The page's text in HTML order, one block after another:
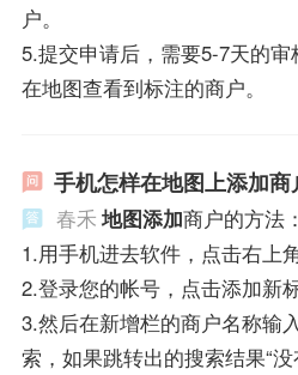
户。
5.提交申请后，需要5-7天的
在地图查看到标注的商户。
手机怎样在地图上添加商
春禾 地图添加商户的方法：
1.用手机进去软件，点击右上
2.登录您的帐号，点击添加新
3.然后在新增栏的商户名称输
索，如果跳转出的搜索结果“